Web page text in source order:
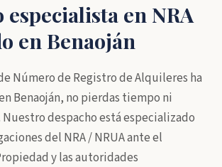
especialista en NRA
en Benaoján
Número de Registro de Alquileres ha
Benaoján, no pierdas tiempo ni
despacho está especializado
del NRA / NRUA ante el
y las autoridades